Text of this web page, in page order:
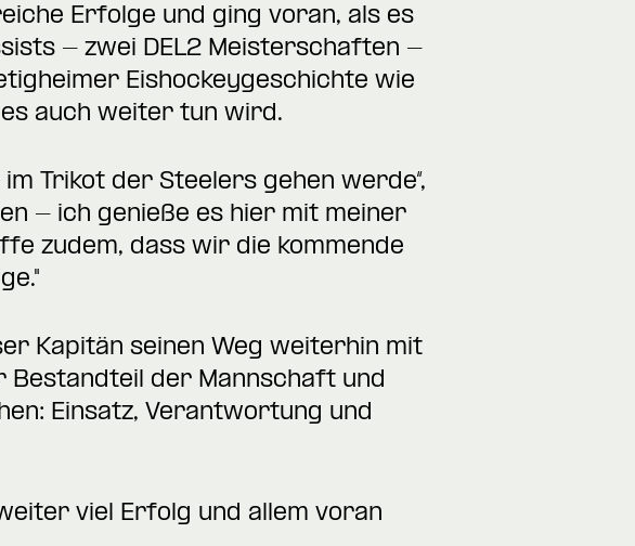
Erfolge und ging voran, als es
- zwei DEL2 Meisterschaften -
Eishockeygeschichte wie
auch weiter tun wird.
Trikot der Steelers gehen werde“,
- ich genieße es hier mit meiner
zudem, dass wir die kommende
Kapitän seinen Weg weiterhin mit
Bestandteil der Mannschaft und
Einsatz, Verantwortung und
viel Erfolg und allem voran